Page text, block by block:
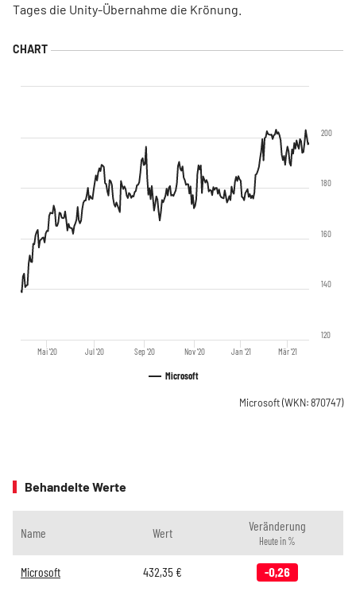
Tages die Unity-Übernahme die Krönung.
Microsoft
Mai '20 Jul '20 Sep '20 Nov '20 Jan '21 Mär '21
120
140
160
180
200
Microsoft (WKN: 870747)
Behandelte Werte
Name Wert Veränderung
Heute in %
Microsoft 432,35€ -0,26